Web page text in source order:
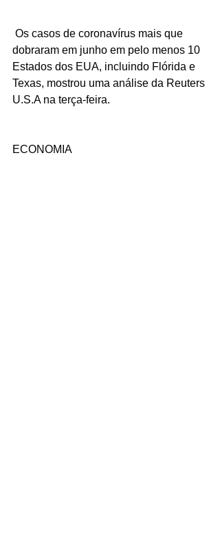
dobraram em junho em pelo menos 10
Estados dos EUA, incluindo Flórida e
Texas, mostrou uma análise da Reuters
U.S.A na terça-feira.
ECONOMIA